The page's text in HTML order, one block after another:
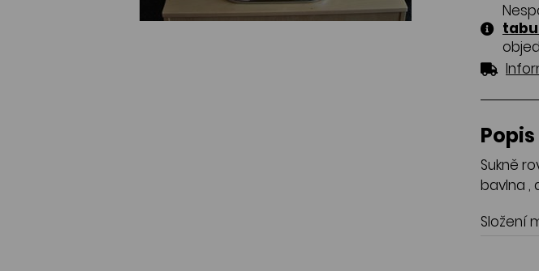
Popis
Sukně
bavlna ,
Složení